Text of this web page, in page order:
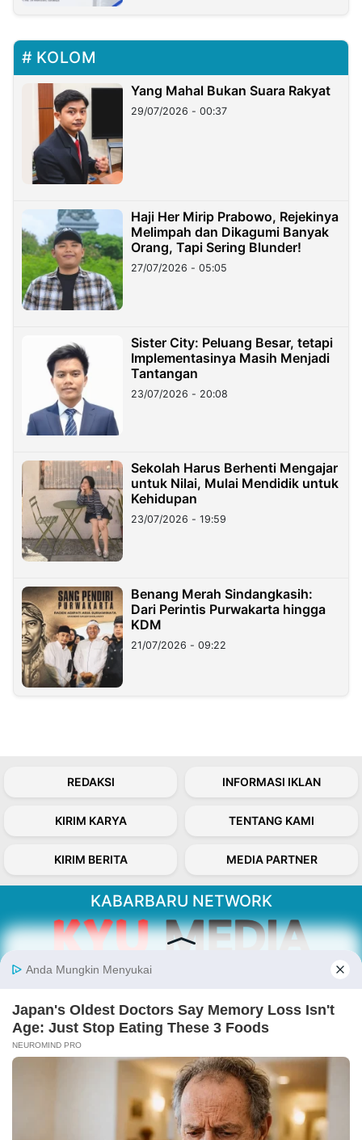
KOLOM
Yang Mahal Bukan Suara Rakyat
29/07/2026 - 00:37
Haji Her Mirip Prabowo, Rejekinya
Melimpah dan Dikagumi Banyak
Orang, Tapi Sering Blunder!
27/07/2026 - 05:05
Sister City: Peluang Besar, tetapi
Implementasinya Masih Menjadi
Tantangan
23/07/2026 - 20:08
Sekolah Harus Berhenti Mengajar
untuk Nilai, Mulai Mendidik untuk
Kehidupan
23/07/2026 - 19:59
Benang Merah Sindangkasih:
Dari Perintis Purwakarta hingga
KDM
21/07/2026 - 09:22
REDAKSI INFORMASI IKLAN
KIRIM KARYA TENTANG KAMI
KIRIM BERITA MEDIA PARTNER
KABARBARU NETWORK
Kabarbaru.co menyajikan berita aktual dan
inspiratif dari sudut pandang berbaik sangka
Follow Kabarbaru